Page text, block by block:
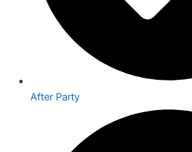
After Party